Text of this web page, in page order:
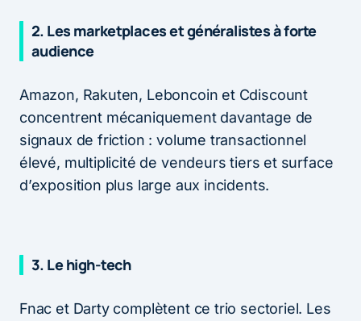
2. Les marketplaces et généralistes à forte
audience
Amazon, Rakuten, Leboncoin et Cdiscount
concentrent mécaniquement davantage de
signaux de friction : volume transactionnel
élevé, multiplicité de vendeurs tiers et surface
d’exposition plus large aux incidents.
3. Le high-tech
Fnac et Darty complètent ce trio sectoriel. Les